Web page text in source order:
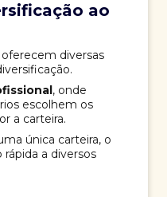
ao
diversas
, onde
escolhem os
a carteira.
única carteira, o
a diversos